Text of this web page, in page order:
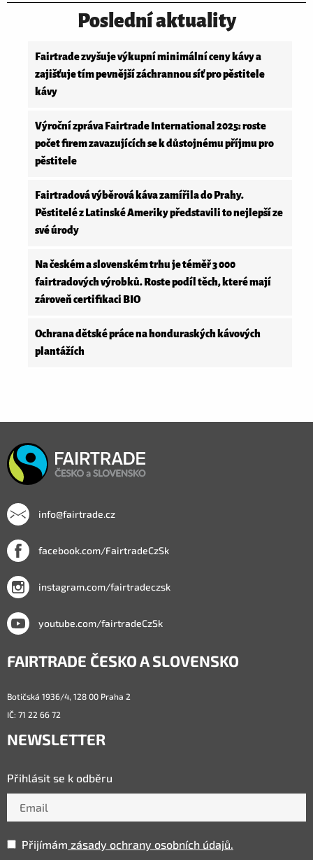
Poslední aktuality
Fairtrade zvyšuje výkupní minimální ceny kávy a
zajišťuje tím pevnější záchrannou síť pro pěstitele
kávy
Výroční zpráva Fairtrade International 2025: roste
počet firem zavazujících se k důstojnému příjmu pro
pěstitele
Fairtradová výběrová káva zamířila do Prahy.
Pěstitelé z Latinské Ameriky představili to nejlepší ze
své úrody
Na českém a slovenském trhu je téměř 3 000
fairtradových výrobků. Roste podíl těch, které mají
zároveň certifikaci BIO
Ochrana dětské práce na honduraských kávových
plantážích
info@fairtrade.cz
facebook.com/FairtradeCzSk
instagram.com/fairtradeczsk
youtube.com/fairtradeCzSk
FAIRTRADE ČESKO A SLOVENSKO
Botičská 1936/4, 128 00 Praha 2
IČ: 71 22 66 72
NEWSLETTER
Přihlásit se k odběru
Přijímám zásady ochrany osobních údajů.